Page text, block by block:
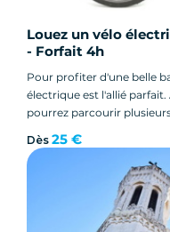
Louez un vélo
- Forfait 4h
Pour profiter d'une belle
électrique est l'allié
pourrez parcourir
maniables et la location
Dès 25 €